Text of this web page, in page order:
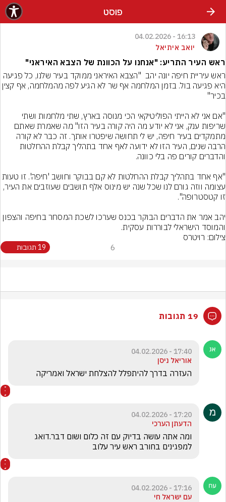
פוסט
16:13 - 04.02.2026
יואב איתיאל
ראש העיר התריע: "אנחנו על הכוונת של הצבא האיראני"
והמוסד הישראלי לבוררות עסקית.
צילום: רויטרס
6 19 תגובות
19 תגובות
17:40 - 04.02.2026
אוריאל ניסן
העזרה בדרך להיתפלל להצלחת ישראל ואמריקה
17:20 - 04.02.2026
הדעתן הערכי
למפגינים בחורב ראש עיר עלוב
17:16 - 04.02.2026
עם ישראל חי